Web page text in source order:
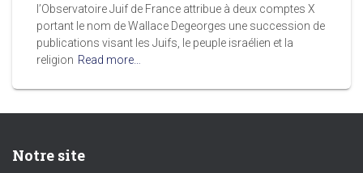
l’Observatoire Juif de France attribue à deux comptes X
portant le nom de Wallace Degeorges une succession de
publications visant les Juifs, le peuple israélien et la
religion Read more…
Notre site